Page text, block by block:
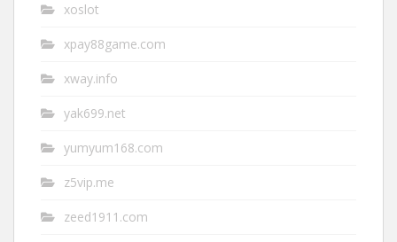
xoslot
xpay88game.com
xway.info
yak699.net
yumyum168.com
z5vip.me
zeed1911.com